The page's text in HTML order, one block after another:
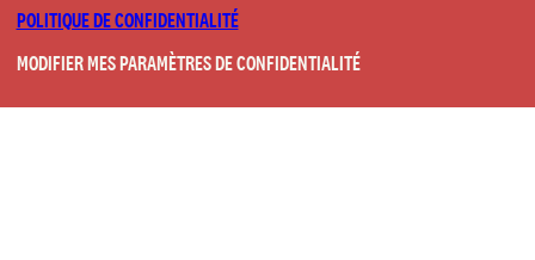
POLITIQUE DE CONFIDENTIALITÉ
MODIFIER MES PARAMÈTRES DE CONFIDENTIALITÉ